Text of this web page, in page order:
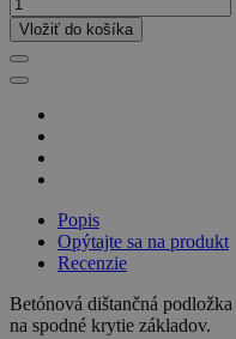
Vložiť do košíka
Popis
Opýtajte sa na produkt
Recenzie
Betónová dištančná podložka
na spodné krytie základov.